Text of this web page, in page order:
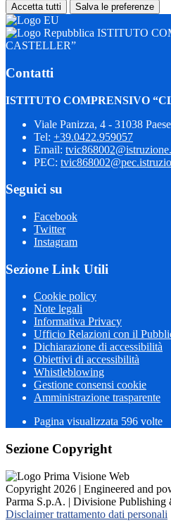
Accetta tutti Salva le preferenze
ISTITUTO
CASTELLER”
Contatti
ISTITUTO COMPRENSIVO
Viale Panizza, 4 - 31038
Tel: +39.0422.959057
Email:
PEC:
Seguici su
Facebook
Twitter
Instagram
Sezione Link Utili
Cookie policy
Note legali
Informativa Privacy
Ufficio Relazioni con il
Dichiarazione di accessibilità
Obiettivi di accessibilità
Whistleblowing
Gestione consensi cookie
Amministrazione trasparente
Pagina visualizzata 596 volte
Sezione Copyright
Copyright 2026 | Engineered and
Parma S.p.A. | Divisione
Disclaimer trattamento dati personali